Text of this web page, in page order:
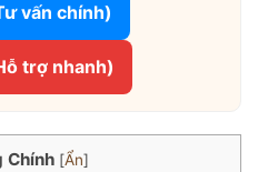
vấn chính)
trợ nhanh)
Chính [Ẩn]